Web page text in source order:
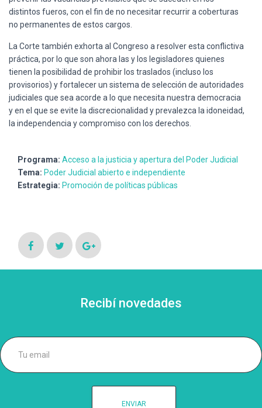
distintos fueros, con el fin de no necesitar recurrir a coberturas
no permanentes de estos cargos.
La Corte también exhorta al Congreso a resolver esta conflictiva
práctica, por lo que son ahora las y los legisladores quienes
tienen la posibilidad de prohibir los traslados (incluso los
provisorios) y fortalecer un sistema de selección de autoridades
judiciales que sea acorde a lo que necesita nuestra democracia
y en el que se evite la discrecionalidad y prevalezca la idoneidad,
la independencia y compromiso con los derechos.
Programa: Acceso a la justicia y apertura del Poder Judicial
Tema: Poder Judicial abierto e independiente
Estrategia: Promoción de políticas públicas
Recibí novedades